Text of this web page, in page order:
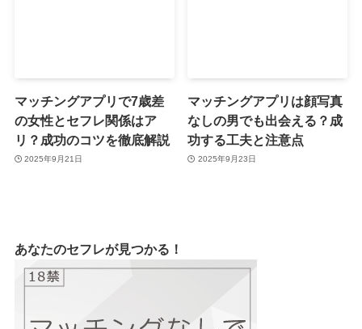
マッチングアプリで7歳差
の女性とセフレ関係はア
リ？成功のコツを徹底解説
2025年9月21日
マッチングアプリは顔写真
なしの男でも出会える？成
功する工夫と注意点
2025年9月23日
あなたのセフレが見つかる！